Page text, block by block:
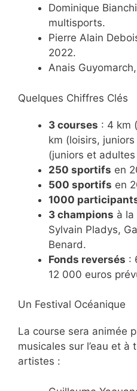
Dominique
multisports.
Pierre Alain
2022.
Anais
Quelques Chiffres Clés
3 courses : 4 km
km (loisirs,
(juniors et
250 sportifs en
500 sportifs en
1000
3 champions à la
Sylvain Pladys,
Benard.
Fonds reversés :
12 000 euros
Un Festival Océanique
La course sera animée
musicales sur l’eau et
artistes :